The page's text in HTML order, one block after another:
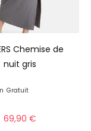
Chemise de
nuit gris
Gratuit
69,90 €